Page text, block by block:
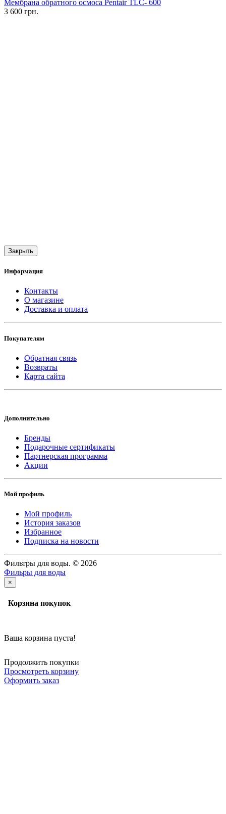
Мембрана обратного осмоса Pentair TLC- 600
3 600 грн.
Закрыть
Информация
Контакты
О магазине
Доставка и оплата
Покупателям
Обратная связь
Возвраты
Карта сайта
Дополнительно
Бренды
Подарочные сертификаты
Партнерская программа
Акции
Мой профиль
Мой профиль
История заказов
Избранное
Подписка на новости
Фильтры для воды. © 2026
Фильры для воды
×
Корзина покупок
Ваша корзина пуста!
Продолжить покупки
Просмотреть корзину
Оформить заказ